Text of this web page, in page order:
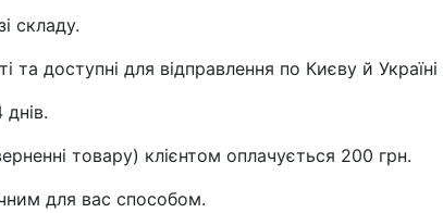
складу.
та доступні для відправлення по Києву й
товару) клієнтом оплачується 200 грн.
для вас способом.